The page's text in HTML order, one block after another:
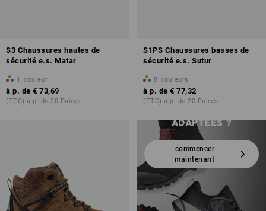
S3 Chaussures hautes de
sécurité e.s. Matar
1 couleur
à p. de € 73,69
(TTC) à p. de 20 Paires
S1PS Chaussures basses de
sécurité e.s. Sutur
8 couleurs
à p. de € 77,32
(TTC) à p. de 20 Paires
VOUS N’AVEZ PAS
ENCORE TROUVÉ LES
ADAPTÉES ?
commencer
maintenant